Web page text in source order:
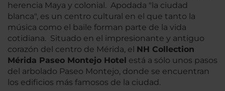
herencia Maya y colonial. Apodada "la ciudad
blanca", es un centro cultural en el que tanto la
música como el baile forman parte de la vida
cotidiana. Situado en el impresionante y antiguo
corazón del centro de Mérida, el NH Collection
Mérida Paseo Montejo Hotel está a sólo unos pasos
del arbolado Paseo Montejo, donde se encuentran
los edificios más famosos de la ciudad.